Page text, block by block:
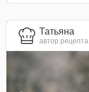
Татьяна
автор рецепта